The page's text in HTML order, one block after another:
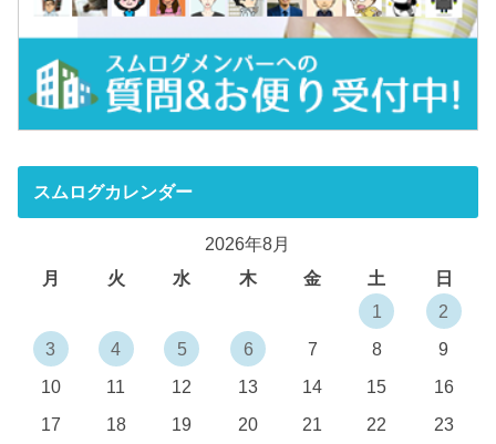
スムログカレンダー
2026年8月
月
火 水 木 金 土
日
1
2
3
4 5 6 7 8
9
10
11 12 13 14 15
16
17
18 19 20 21 22
23